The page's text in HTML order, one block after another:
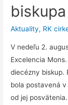
budovy
Aktuality, RK
V nedeľu 2.
Excelencia
diecézny biskup.
bola postavená
od jej